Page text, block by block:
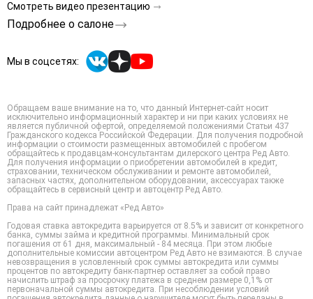
Смотреть видео презентацию
Подробнее о салоне
Мы в соцсетях:
Обращаем ваше внимание на то, что данный Интернет-сайт носит
исключительно информационный характер и ни при каких условиях не
является публичной офертой, определяемой положениями Статьи 437
Гражданского кодекса Российской Федерации. Для получения подробной
информации о стоимости размещенных автомобилей с пробегом
обращайтесь к продавцам-консультантам дилерского центра Ред Авто.
Для получения информации о приобретении автомобилей в кредит,
страховании, техническом обслуживании и ремонте автомобилей,
запасных частях, дополнительном оборудовании, аксессуарах также
обращайтесь в сервисный центр и автоцентр Ред Авто.
Права на сайт принадлежат «Ред Авто»
Годовая ставка автокредита варьируется от 8.5% и зависит от конкретного
банка, суммы займа и кредитной программы. Минимальный срок
погашения от 61 дня, максимальный - 84 месяца. При этом любые
дополнительные комиссии автоцентром Ред Авто не взимаются. В случае
невозвращения в условленный срок суммы автокредита или суммы
процентов по автокредиту банк-партнер оставляет за собой право
начислить штраф за просрочку платежа в среднем размере 0,1% от
первоначальной суммы автокредита. При несоблюдении условий